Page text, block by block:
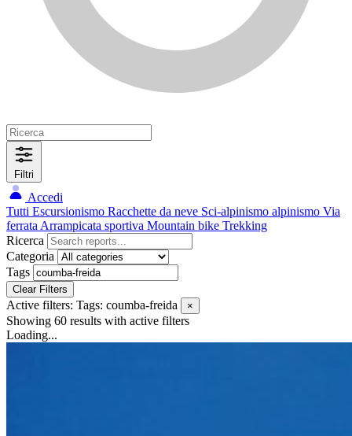
Filtri
Accedi
Tutti Escursionismo Racchette da neve Sci-alpinismo alpinismo Via
ferrata Arrampicata sportiva Mountain bike Trekking
Ricerca
Categoria
Tags
Clear Filters
Active filters: Tags: coumba-freida ×
Showing 60 results with active filters
Loading...